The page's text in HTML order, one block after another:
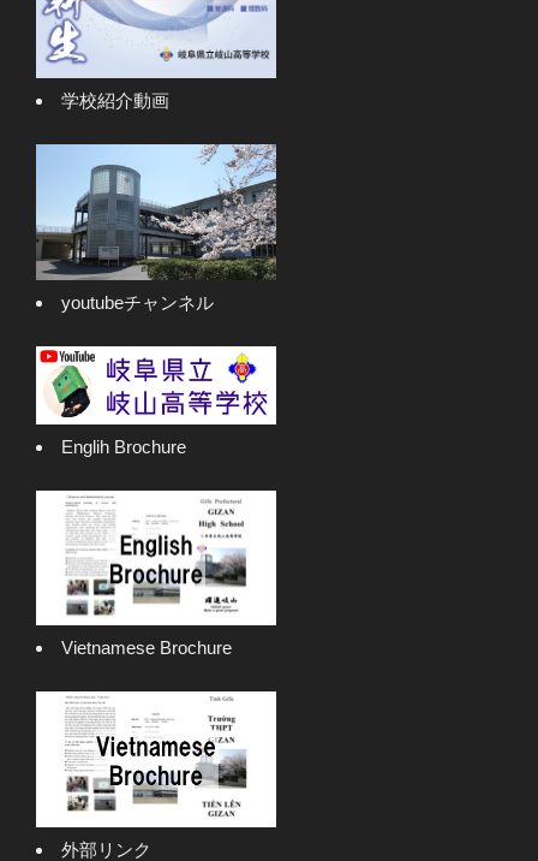
学校紹介動画
youtubeチャンネル
Englih Brochure
Vietnamese Brochure
外部リンク